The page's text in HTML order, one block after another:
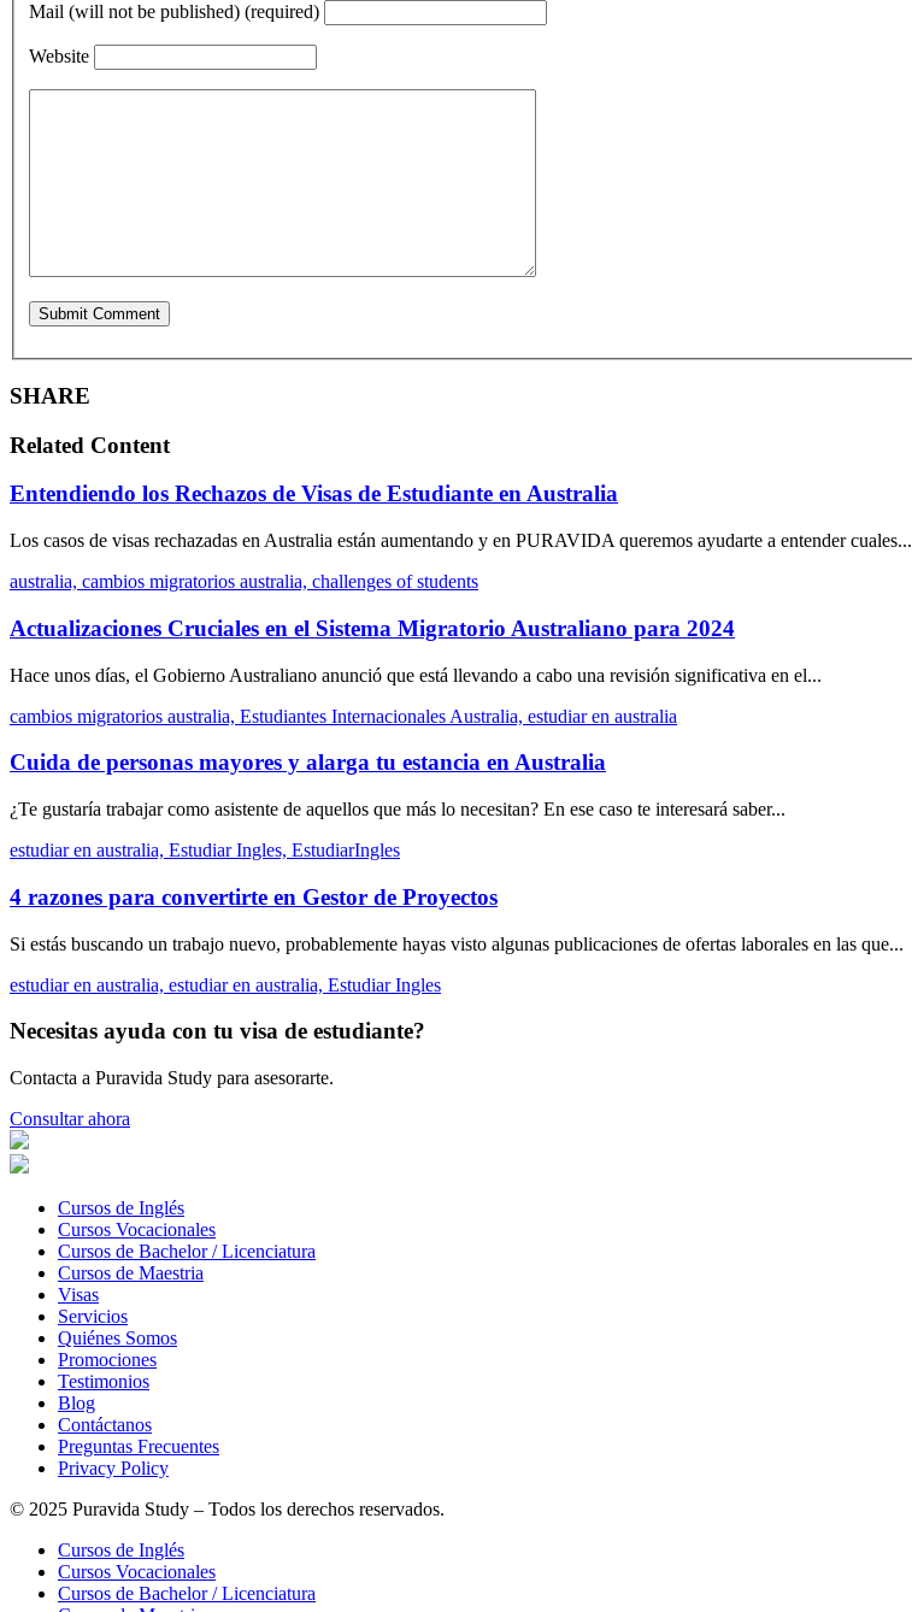
Mail (will not be published) (required)
Website
SHARE
Related Content
Entendiendo los Rechazos de Visas de Estudiante en Australia
Los casos de visas rechazadas en Australia están aumentando y en PURAVIDA queremos ayudarte a entender cuales...
australia, cambios migratorios australia, challenges of students
Actualizaciones Cruciales en el Sistema Migratorio Australiano para 2024
Hace unos días, el Gobierno Australiano anunció que está llevando a cabo una revisión significativa en el...
cambios migratorios australia, Estudiantes Internacionales Australia, estudiar en australia
Cuida de personas mayores y alarga tu estancia en Australia
¿Te gustaría trabajar como asistente de aquellos que más lo necesitan? En ese caso te interesará saber...
estudiar en australia, Estudiar Ingles, EstudiarIngles
4 razones para convertirte en Gestor de Proyectos
Si estás buscando un trabajo nuevo, probablemente hayas visto algunas publicaciones de ofertas laborales en las que...
estudiar en australia, estudiar en australia, Estudiar Ingles
Necesitas ayuda con tu visa de estudiante?
Contacta a Puravida Study para asesorarte.
Consultar ahora
Cursos de Inglés
Cursos Vocacionales
Cursos de Bachelor / Licenciatura
Cursos de Maestria
Visas
Servicios
Quiénes Somos
Promociones
Testimonios
Blog
Contáctanos
Preguntas Frecuentes
Privacy Policy
© 2025 Puravida Study – Todos los derechos reservados.
Cursos de Inglés
Cursos Vocacionales
Cursos de Bachelor / Licenciatura